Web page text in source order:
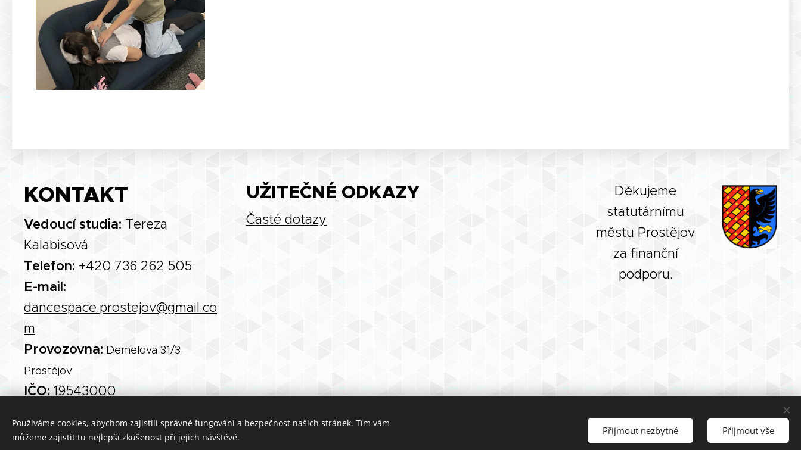
KONTAKT
Vedoucí studia: Tereza
Kalabisová
Telefon: +420 736 262 505
E-mail:
dancespace.prostejov@gmail.co
m
Provozovna: Demelova 31/3,
Prostějov
IČO:19543000
UŽITEČNÉ ODKAZY
Časté dotazy
Děkujeme
statutárnímu
městu Prostějov
za finanční
podporu.
Používáme cookies, abychom zajistili správné fungování a bezpečnost našich stránek. Tím vám
můžeme zajistit tu nejlepší zkušenost při jejich návštěvě.
Přijmout nezbytné Přijmout vše